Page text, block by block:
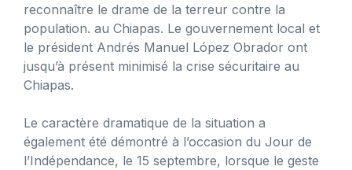
reconnaître le drame de la terreur contre la
population. au Chiapas. Le gouvernement local et
le président Andrés Manuel López Obrador ont
jusqu’à présent minimisé la crise sécuritaire au
Chiapas.
Le caractère dramatique de la situation a
également été démontré à l’occasion du Jour de
l’Indépendance, le 15 septembre, lorsque le geste